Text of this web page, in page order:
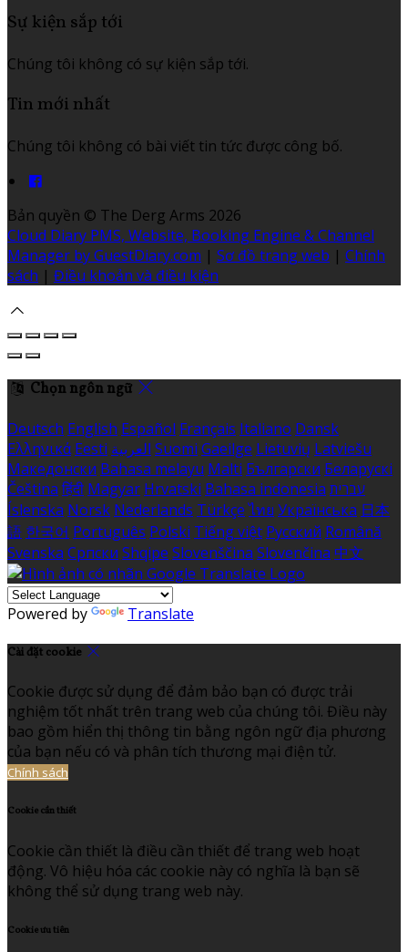
Sự kiện sắp tới
Chúng tôi không có sự kiện sắp tới.
Tin mới nhất
Chúng tôi không có bài viết tin tức được công bố.
Bản quyền © The Derg Arms 2026
Cloud Diary PMS, Website, Booking Engine & Channel
Manager by GuestDiary.com | Sơ đồ trang web | Chính
sách | Điều khoản và điều kiện
Chọn ngôn ngữ
Deutsch English Español Français Italiano Dansk
Ελληνικά Eesti العربية Suomi Gaeilge Lietuvių Latviešu
Македонски Bahasa melayu Malti Български Беларускі
Čeština हिंदी Magyar Hrvatski Bahasa indonesia עברית
Íslenska Norsk Nederlands Türkçe ไทย Українська 日本
語 한국어 Português Polski Tiếng việt Русский Română
Svenska Српски Shqipe Slovenščina Slovenčina 中文
Powered by Translate
Cài đặt cookie
Cookie được sử dụng để đảm bảo bạn có được trải
nghiệm tốt nhất trên trang web của chúng tôi. Điều này
bao gồm hiển thị thông tin bằng ngôn ngữ địa phương
của bạn nếu có và phân tích thương mại điện tử.
Chính sách
Cookie cần thiết
Cookie cần thiết là điều cần thiết để trang web hoạt
động. Vô hiệu hóa các cookie này có nghĩa là bạn sẽ
không thể sử dụng trang web này.
Cookie ưu tiên